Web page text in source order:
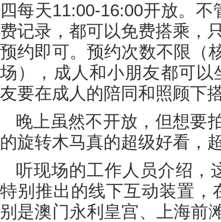
四每天11:00-16:00开放。
费记录，都可以免费搭乘，
预约即可。预约次数不限（
场），成人和小朋友都可
友要在成人的陪同和照顾下
晚上虽然不开放，但想要
的旋转木马真的超级好看，
听现场的工作人员介绍，
特别推出的线下互动装置，
别是澳门永利皇宫、上海前